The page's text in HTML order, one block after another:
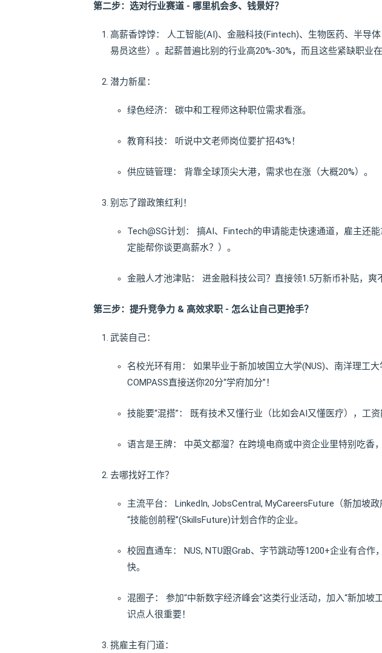
第二步：选对行业赛道 - 哪里机会多、钱景好？
高薪香饽饽： 人工智能(AI)、金融科技(Fintech)、生物医药、半导
易员这些）。起薪普遍比别的行业高20%-30%，而且这些紧缺职业
潜力新星：
绿色经济： 碳中和工程师这种职位需求看涨。
教育科技： 听说中文老师岗位要扩招43%！
供应链管理： 背靠全球顶尖大港，需求也在涨（大概20%）。
别忘了蹭政策红利！
Tech@SG计划： 搞AI、Fintech的申请能走快速通道，雇主还
定能帮你谈更高薪水？）。
金融人才池津贴： 进金融科技公司？直接领1.5万新币补贴，爽
第三步：提升竞争力 & 高效求职 - 怎么让自己更抢手？
武装自己：
名校光环有用： 如果毕业于新加坡国立大学(NUS)、南洋理工大
COMPASS直接送你20分“学府加分”！
技能要“混搭”： 既有技术又懂行业（比如会AI又懂医疗），工资
语言是王牌： 中英文都溜？在跨境电商或中资企业里特别吃香，
去哪找好工作？
主流平台： LinkedIn, JobsCentral, MyCareersFuture（新加坡
“技能创前程”(SkillsFuture)计划合作的企业。
校园直通车： NUS, NTU跟Grab、字节跳动等1200+企业有合作
快。
混圈子： 参加“中新数字经济峰会”这类行业活动，加入“新加坡
识点人很重要！
挑雇主有门道：